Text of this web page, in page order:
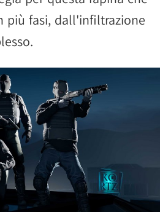
più fasi, dall'infiltrazione